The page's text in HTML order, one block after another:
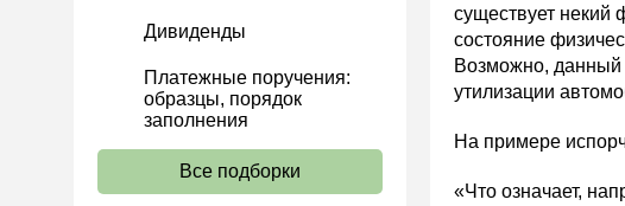
Учет МПЗ
Основы трудового
законодательства
Прием на работу и переводы
Увольнение
Дивиденды
Платежные поручения:
образцы, порядок
заполнения
Все подборки
существует некий
состояние
Возможно, данный
утилизации
На примере
«Что означает,